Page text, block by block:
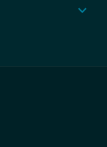
expand_more